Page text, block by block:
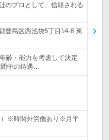
のプロとして、信頼される
豊島区西池袋5丁目14-8 東
齢・能力を考慮して決定
中の待遇…
）※時間外労働あり※月平